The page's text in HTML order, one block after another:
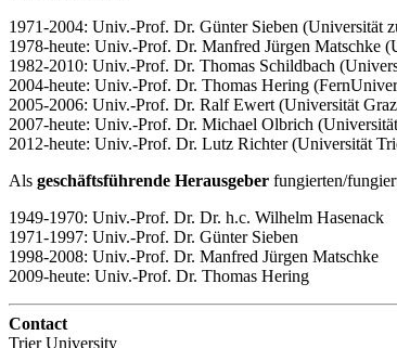
1971-2004: Univ.-Prof. Dr. Günter Sieben (Universität
1978-heute: Univ.-Prof. Dr. Manfred Jürgen Matschke
1982-2010: Univ.-Prof. Dr. Thomas Schildbach
2004-heute: Univ.-Prof. Dr. Thomas Hering
2005-2006: Univ.-Prof. Dr. Ralf Ewert (Universität
2007-heute: Univ.-Prof. Dr. Michael Olbrich (Universität
2012-heute: Univ.-Prof. Dr. Lutz Richter (Universität
Als geschäftsführende Herausgeber fungierten/
1949-1970: Univ.-Prof. Dr. Dr. h.c. Wilhelm Hasenack
1971-1997: Univ.-Prof. Dr. Günter Sieben
1998-2008: Univ.-Prof. Dr. Manfred Jürgen Matschke
2009-heute: Univ.-Prof. Dr. Thomas Hering
Contact
Trier University